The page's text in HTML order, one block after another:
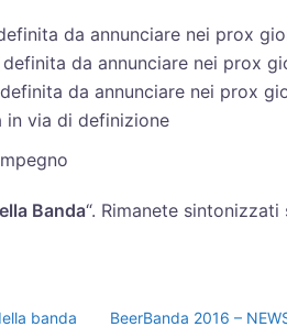
da annunciare nei prox
da annunciare nei prox
da annunciare nei prox
in via di definizione
Banda“. Rimanete
banda
BeerBanda 2016 –